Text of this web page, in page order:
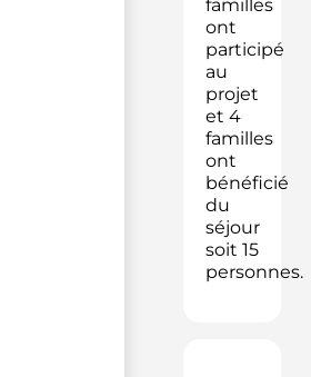
familles
ont
participé
au
projet
et 4
familles
ont
bénéficié
du
séjour
soit 15
personnes.